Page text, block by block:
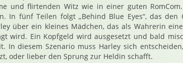
und flirtenden Witz wie in einer guten
In fünf Teilen folgt „Behind Blue Eyes“, das den
über ein kleines Mädchen, das als Wahrerin
wird. Ein Kopfgeld wird ausgesetzt und bald
In diesem Szenario muss Harley sich
oder lieber den Sprung zur Heldin schafft.